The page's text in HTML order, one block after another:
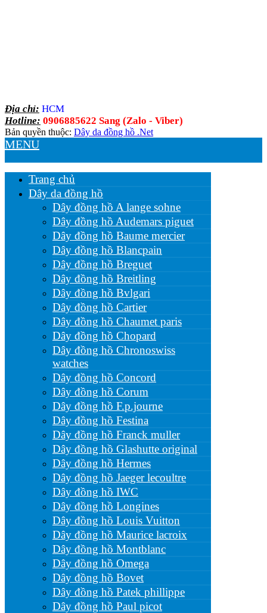
Địa chỉ: HCM
Hotline: 0906885622 Sang (Zalo - Viber)
Bản quyền thuộc: Dây da đồng hồ .Net
MENU
Trang chủ
Dây da đồng hồ
Dây đồng hồ A lange sohne
Dây đồng hồ Audemars piguet
Dây đồng hồ Baume mercier
Dây đồng hồ Blancpain
Dây đồng hồ Breguet
Dây đồng hồ Breitling
Dây đồng hồ Bvlgari
Dây đồng hồ Cartier
Dây đồng hồ Chaumet paris
Dây đồng hồ Chopard
Dây đồng hồ Chronoswiss
watches
Dây đồng hồ Concord
Dây đồng hồ Corum
Dây đồng hồ F.p.journe
Dây đồng hồ Festina
Dây đồng hồ Franck muller
Dây đồng hồ Glashutte original
Dây đồng hồ Hermes
Dây đồng hồ Jaeger lecoultre
Dây đồng hồ IWC
Dây đồng hồ Longines
Dây đồng hồ Louis Vuitton
Dây đồng hồ Maurice lacroix
Dây đồng hồ Montblanc
Dây đồng hồ Omega
Dây đồng hồ Bovet
Dây đồng hồ Patek phillippe
Dây đồng hồ Paul picot